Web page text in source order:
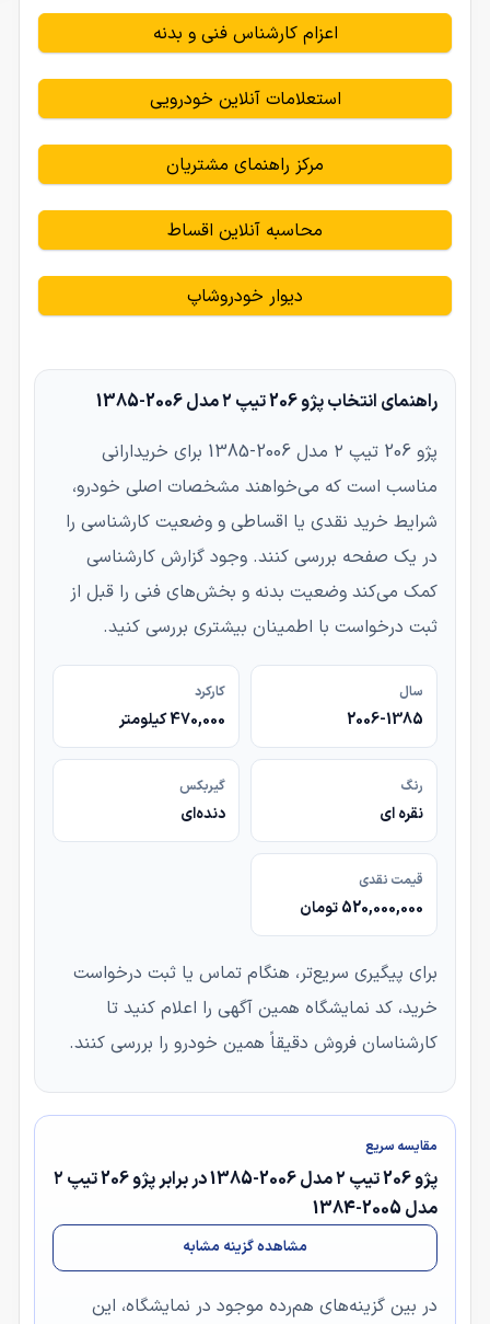
اعزام کارشناس فنی و بدنه
استعلامات آنلاین خودرویی
مرکز راهنمای مشتریان
محاسبه آنلاین اقساط
دیوار خودروشاپ
راهنمای انتخاب پژو 206 تیپ ۲ مدل 2006-1385
پژو 206 تیپ ۲ مدل 2006-1385 برای خریدارانی
مناسب است که می‌خواهند مشخصات اصلی خودرو،
شرایط خرید نقدی یا اقساطی و وضعیت کارشناسی را
در یک صفحه بررسی کنند. وجود گزارش کارشناسی
کمک می‌کند وضعیت بدنه و بخش‌های فنی را قبل از
ثبت درخواست با اطمینان بیشتری بررسی کنید.
سال
2006-1385
کارکرد
470,000 کیلومتر
رنگ
نقره ای
گیربکس
دنده‌ای
قیمت نقدی
520,000,000 تومان
برای پیگیری سریع‌تر، هنگام تماس یا ثبت درخواست
خرید، کد نمایشگاه همین آگهی را اعلام کنید تا
کارشناسان فروش دقیقاً همین خودرو را بررسی کنند.
مقایسه سریع
پژو 206 تیپ ۲ مدل 2006-1385 در برابر پژو 206 تیپ ۲
مدل 2005-1384
مشاهده گزینه مشابه
در بین گزینه‌های هم‌رده موجود در نمایشگاه، این